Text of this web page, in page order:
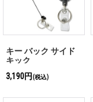
キー バック サイド
キック
3,190円 (税込)